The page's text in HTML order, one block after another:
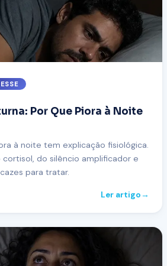
Por Que Piora à Noite
à noite tem explicação fisiológica.
do silêncio amplificador e
para tratar.
Ler artigo→